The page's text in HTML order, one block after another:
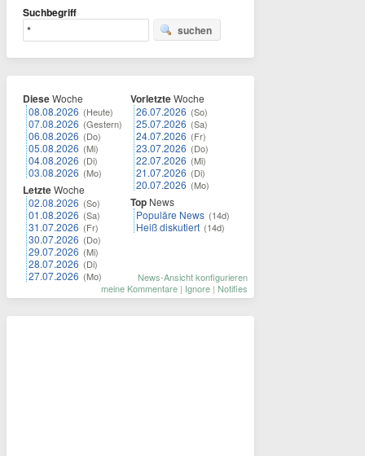
Suchbegriff
suchen
DieseWoche
08.08.2026 (Heute)
07.08.2026 (Gestern)
06.08.2026 (Do)
05.08.2026 (Mi)
04.08.2026 (Di)
03.08.2026 (Mo)
LetzteWoche
02.08.2026 (So)
01.08.2026 (Sa)
31.07.2026 (Fr)
30.07.2026 (Do)
29.07.2026 (Mi)
28.07.2026 (Di)
27.07.2026 (Mo)
VorletzteWoche
26.07.2026 (So)
25.07.2026 (Sa)
24.07.2026 (Fr)
23.07.2026 (Do)
22.07.2026 (Mi)
21.07.2026 (Di)
20.07.2026 (Mo)
Top News
Populäre News (14d)
Heiß diskutiert (14d)
News-Ansicht konfigurieren
meine Kommentare | Ignore | Notifies